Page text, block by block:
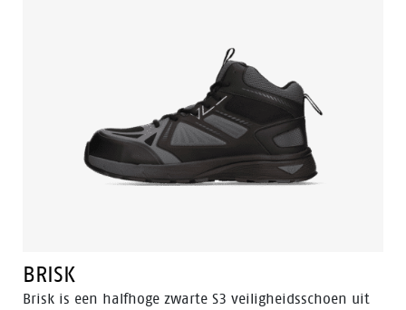
BRISK
Brisk is een halfhoge zwarte S3 veiligheidsschoen uit